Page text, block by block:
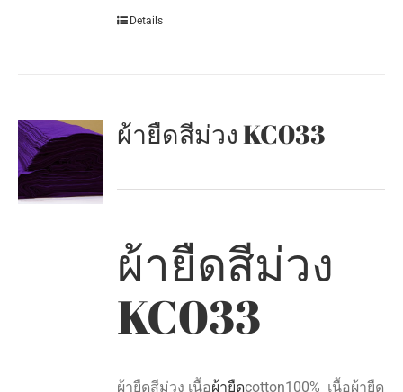
Details
ผ้ายืดสีม่วง KC033
ผ้ายืดสีม่วง
KC033
ผ้ายืดสีม่วง เนื้อผ้ายืดcotton100% เนื้อผ้ายืด